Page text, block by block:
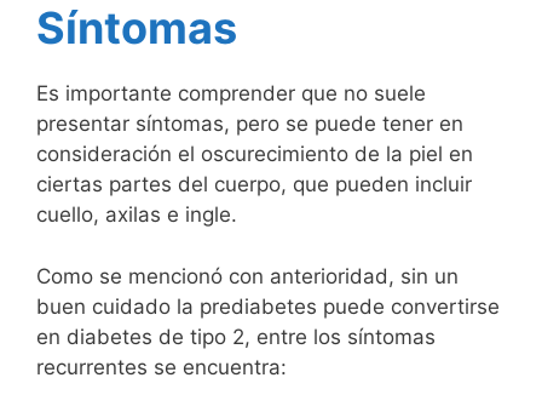
Síntomas
Es importante comprender que no suele
presentar síntomas, pero se puede tener en
consideración el oscurecimiento de la piel en
ciertas partes del cuerpo, que pueden incluir
cuello, axilas e ingle.
Como se mencionó con anterioridad, sin un
buen cuidado la prediabetes puede convertirse
en diabetes de tipo 2, entre los síntomas
recurrentes se encuentra: